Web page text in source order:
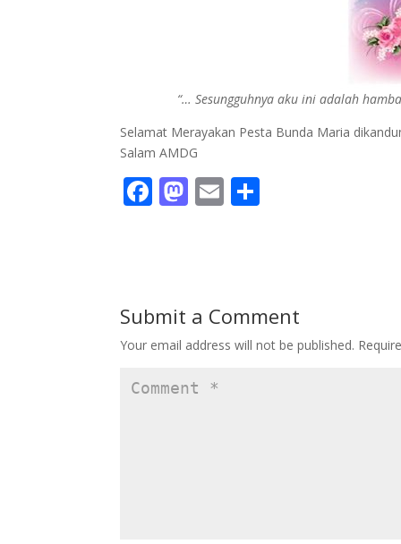
“… Sesungguhnya aku ini adalah
Selamat Merayakan Pesta Bunda Maria
Salam AMDG
F
o
o
k
M
o
n
E
Submit a Comment
Your email address will not be published.